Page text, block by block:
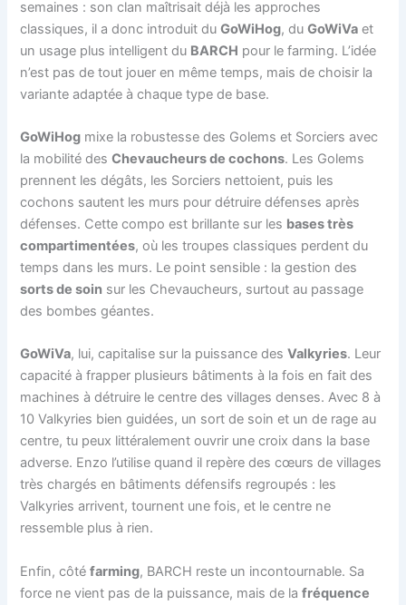
semaines : son clan maîtrisait déjà les approches
classiques, il a donc introduit duGoWiHog, duGoWiVa et
un usage plus intelligent du BARCH pour le farming. L’idée
n’est pas de tout jouer en même temps, mais de choisir la
variante adaptée à chaque type de base.
GoWiHog mixe la robustesse des Golems et Sorciers avec
la mobilité desChevaucheurs de cochons. Les Golems
prennent les dégâts, les Sorciers nettoient, puis les
cochons sautent les murs pour détruire défenses après
défenses. Cette compo est brillante sur les bases très
compartimentées, où les troupes classiques perdent du
temps dans les murs. Le point sensible : la gestion des
sorts de soin sur les Chevaucheurs, surtout au passage
des bombes géantes.
GoWiVa, lui, capitalise sur la puissance desValkyries. Leur
capacité à frapper plusieurs bâtiments à la fois en fait des
machines à détruire le centre des villages denses. Avec 8 à
10 Valkyries bien guidées, un sort de soin et un de rage au
centre, tu peux littéralement ouvrir une croix dans la base
adverse. Enzo l’utilise quand il repère des cœurs de villages
très chargés en bâtiments défensifs regroupés : les
Valkyries arrivent, tournent une fois, et le centre ne
ressemble plus à rien.
Enfin, côtéfarming, BARCH reste un incontournable. Sa
force ne vient pas de la puissance, mais de lafréquence